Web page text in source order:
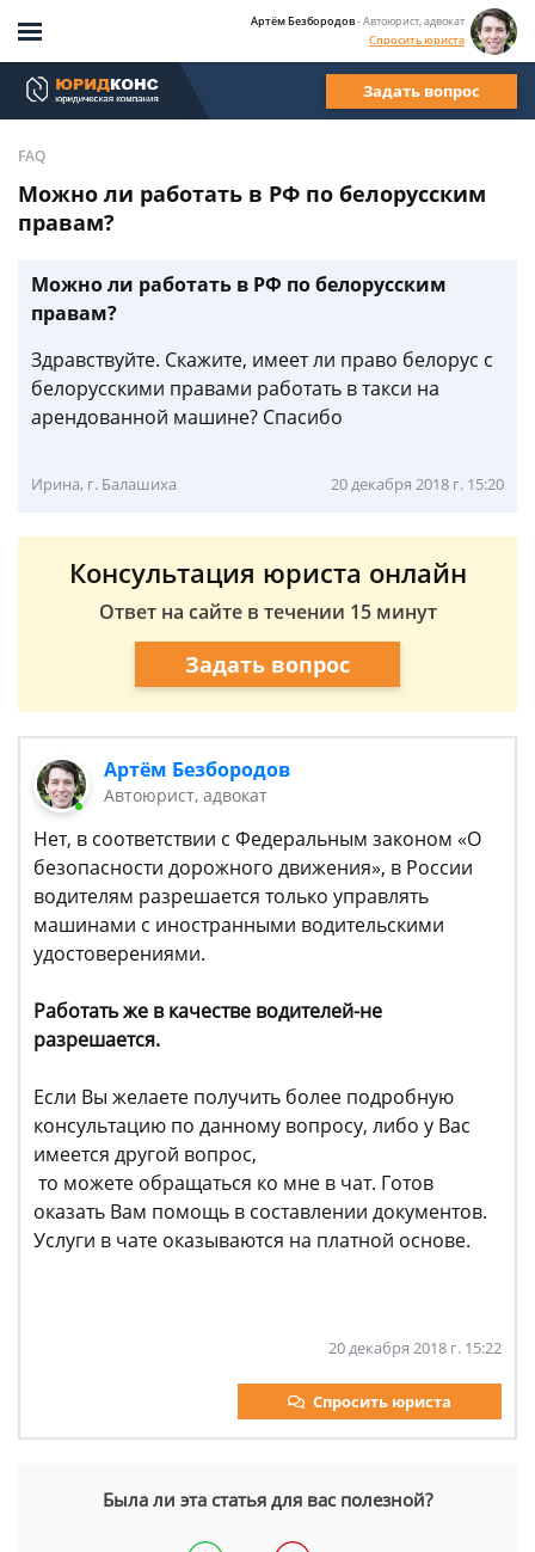
Артём Безбородов- Автоюрист, адвокат
Спросить юриста
Задать вопрос
FAQ
Можно ли работать в РФ по белорусским
правам?
Можно ли работать в РФ по белорусским
правам?
Здравствуйте. Скажите, имеет ли право белорус с
белорусскими правами работать в такси на
арендованной машине? Спасибо
Ирина, г. Балашиха 20 декабря 2018 г. 15:20
Консультация юриста онлайн
Ответ на сайте в течении 15 минут
Задать вопрос
Артём Безбородов
Автоюрист, адвокат
Нет, в соответствии с Федеральным законом «О
безопасности дорожного движения», в России
водителям разрешается только управлять
машинами с иностранными водительскими
удостоверениями.
Работать же в качестве водителей-не
разрешается.
Если Вы желаете получить более подробную
консультацию по данному вопросу, либо у Вас
имеется другой вопрос,
то можете обращаться ко мне в чат. Готов
оказать Вам помощь в составлении документов.
Услуги в чате оказываются на платной основе.
20 декабря 2018 г. 15:22
Спросить юриста
Была ли эта статья для вас полезной?